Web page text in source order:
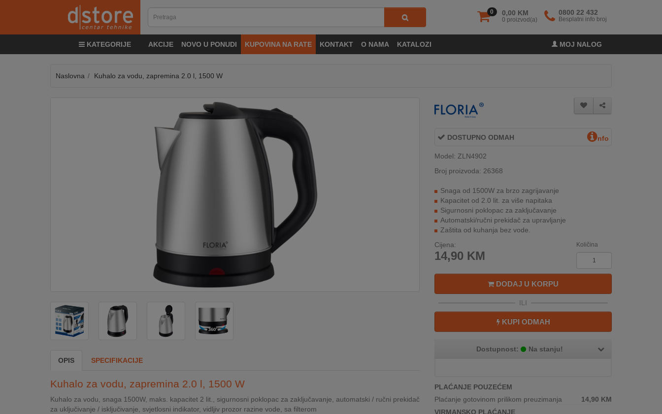
0 0,00 KM
0 proizvod(a)
0800 22 432
Besplatni info broj
KATEGORIJE AKCIJE NOVO U PONUDI KUPOVINA NA RATE KONTAKT O NAMA KATALOZI MOJ NALOG
&
KLIMATIZACIJA
Naslovna Kuhalo za vodu, zapremina 2.0 l, 1500 W
OPIS SPECIFIKACIJE
Kuhalo za vodu, zapremina 2.0 l, 1500 W
Kuhalo za vodu, snaga 1500W, maks. kapacitet 2 lit., sigurnosni poklopac za zaključavanje, automatski / ručni prekidač
za uključivanje / isključivanje, svjetlosni indikator, vidljiv prozor razine vode, sa filterom
DOSTUPNO ODMAH nfo
Model: ZLN4902
Broj proizvoda: 26368
Snaga od 1500W za brzo zagrijavanje
Kapacitet od 2.0 lit. za više napitaka
Sigurnosni poklopac za zaključavanje
Automatski/ručni prekidač za upravljanje
Zaštita od kuhanja bez vode.
Cijena:
14,90 KM
Količina
DODAJ U KORPU
ILI
KUPI ODMAH
Dostupnost: Na stanju!
PLAĆANJE POUZEĆEM
Plaćanje gotovinom prilikom preuzimanja
14,90 KM
VIRMANSKO PLAĆANJE